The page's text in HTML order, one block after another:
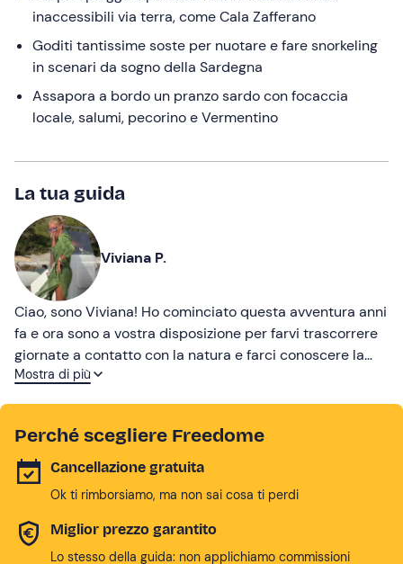
dates.
inaccessibili via terra, come Cala Zafferano
Goditi tantissime soste per nuotare e fare snorkeling
in scenari da sogno della Sardegna
Assapora a bordo un pranzo sardo con focaccia
locale, salumi, pecorino e Vermentino
La tua guida
Viviana P.
Ciao, sono Viviana! Ho cominciato questa avventura anni
fa e ora sono a vostra disposizione per farvi trascorrere
giornate a contatto con la natura e farci conoscere la
vera Sardegna. Quella vista dal mare, con i nostri
Mostra di più
Perché scegliere Freedome
Cancellazione gratuita
Ok ti rimborsiamo, ma non sai cosa ti perdi
Miglior prezzo garantito
Lo stesso della guida: non applichiamo commissioni